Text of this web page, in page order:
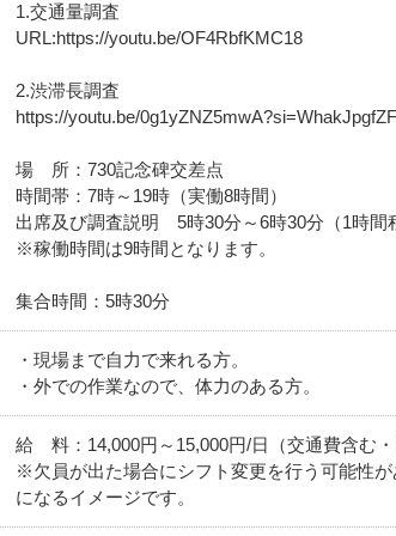
1.交通量調査
URL:https://youtu.be/OF4RbfKMC18
2.渋滞長調査
https://youtu.be/
場 所：730記念碑交差点
時間帯：7時～19時（実働8時間）
出席及び調査説明 5時30分～6時30分（1時間
※稼働時間は9時間となります。
集合時間：5時30分
・現場まで自力で来れる方。
・外での作業なので、体力のある方。
給 料：14,000円～15,000円/日（交通費含む・
※欠員が出た場合にシフト変更を行う可能性
になるイメージです。